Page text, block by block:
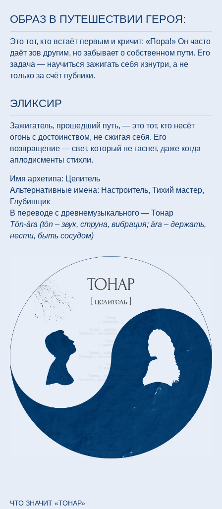
ОБРАЗ В ПУТЕШЕСТВИИ ГЕРОЯ:
Это тот, кто встаёт первым и кричит: «Пора!» Он часто
даёт зов другим, но забывает о собственном пути. Его
задача — научиться зажигать себя изнутри, а не
только за счёт публики.
ЭЛИКСИР
Зажигатель, прошедший путь, — это тот, кто несёт
огонь с достоинством, не сжигая себя. Его
возвращение — свет, который не гаснет, даже когда
аплодисменты стихли.
Имя архетипа: Целитель
Альтернативные имена: Настроитель, Тихий мастер,
Глубинщик
В переводе с древнемузыкального — Тонар
Tōn-āra (tōn – звук, струна, вибрация; āra – держать,
нести, быть сосудом)
ЧТО ЗНАЧИТ «ТОНАР»